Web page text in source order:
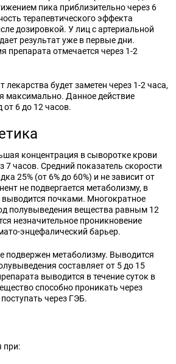
пика приблизительно через 6
терапевтического эффекта
дозировкой. У лиц с артериальной
результат уже в первые дни.
препарата отмечается через 1-2
будет заметен через 1-2 часа,
максимально. Данное действие
от 6 до 12 часов.
концентрация в сыворотке крови
7 часов. Средний показатель скорости
25% (от 6% до 60%) и не зависит от
не подвергается метаболизму, в
почками. Многократное
полувыведения вещества равным 12
незначительное проникновение
энцефалический барьер.
подвержен метаболизму. Выводится
составляет от 5 до 15
выводится в течение суток в
способно проникать через
через ГЭБ.
при: